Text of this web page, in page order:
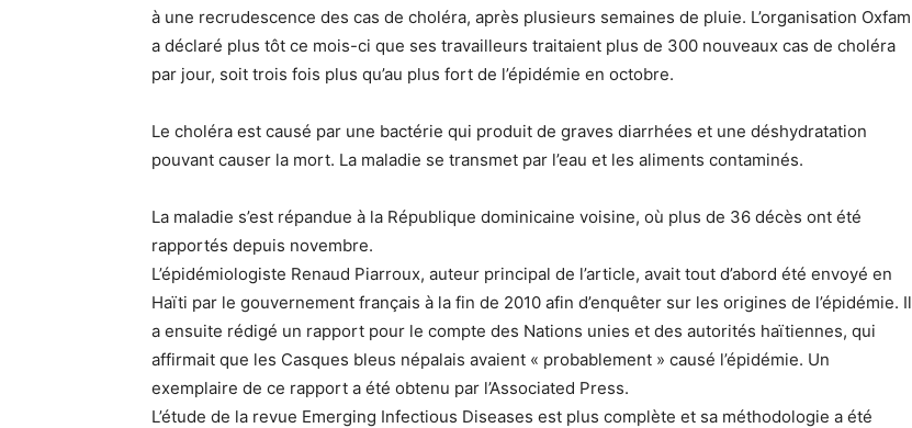
à une recrudescence des cas de choléra, après plusieurs semaines de pluie. L’organisation Oxfam
a déclaré plus tôt ce mois-ci que ses travailleurs traitaient plus de 300 nouveaux cas de choléra
par jour, soit trois fois plus qu’au plus fort de l’épidémie en octobre.
Le choléra est causé par une bactérie qui produit de graves diarrhées et une déshydratation
pouvant causer la mort. La maladie se transmet par l’eau et les aliments contaminés.
La maladie s’est répandue à la République dominicaine voisine, où plus de 36 décès ont été
rapportés depuis novembre.
L’épidémiologiste Renaud Piarroux, auteur principal de l’article, avait tout d’abord été envoyé en
Haïti par le gouvernement français à la fin de 2010 afin d’enquêter sur les origines de l’épidémie. Il
a ensuite rédigé un rapport pour le compte des Nations unies et des autorités haïtiennes, qui
affirmait que les Casques bleus népalais avaient « probablement » causé l’épidémie. Un
exemplaire de ce rapport a été obtenu par l’Associated Press.
L’étude de la revue Emerging Infectious Diseases est plus complète et sa méthodologie a été